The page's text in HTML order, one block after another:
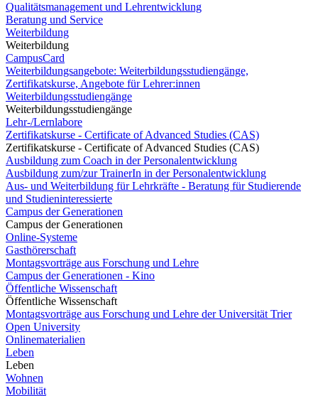
Qualitätsmanagement und Lehrentwicklung
Beratung und Service
Weiterbildung
Weiterbildung
CampusCard
Weiterbildungsangebote: Weiterbildungsstudiengänge,
Zertifikatskurse, Angebote für Lehrer:innen
Weiterbildungsstudiengänge
Weiterbildungsstudiengänge
Lehr-/Lernlabore
Zertifikatskurse - Certificate of Advanced Studies (CAS)
Zertifikatskurse - Certificate of Advanced Studies (CAS)
Ausbildung zum Coach in der Personalentwicklung
Ausbildung zum/zur TrainerIn in der Personalentwicklung
Aus- und Weiterbildung für Lehrkräfte - Beratung für Studierende
und Studieninteressierte
Campus der Generationen
Campus der Generationen
Online-Systeme
Gasthörerschaft
Montagsvorträge aus Forschung und Lehre
Campus der Generationen - Kino
Öffentliche Wissenschaft
Öffentliche Wissenschaft
Montagsvorträge aus Forschung und Lehre der Universität Trier
Open University
Onlinematerialien
Leben
Leben
Wohnen
Mobilität